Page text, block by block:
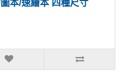
本/速繪本 四種尺寸